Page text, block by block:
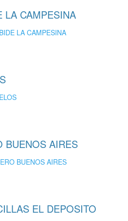
LA CAMPESINA
LA CAMPESINA
BUENOS AIRES
BUENOS AIRES
EL DEPOSITO